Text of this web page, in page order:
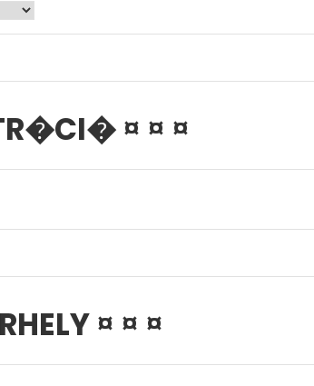
¤ ¤ ¤
¤ ¤ ¤